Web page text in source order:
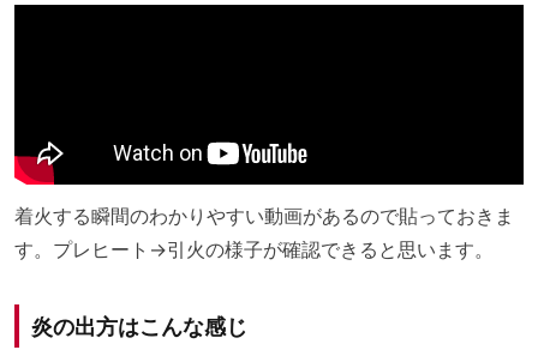
着火する瞬間のわかりやすい動画があるので貼っておきま
す。プレヒート→引火の様子が確認できると思います。
炎の出方はこんな感じ